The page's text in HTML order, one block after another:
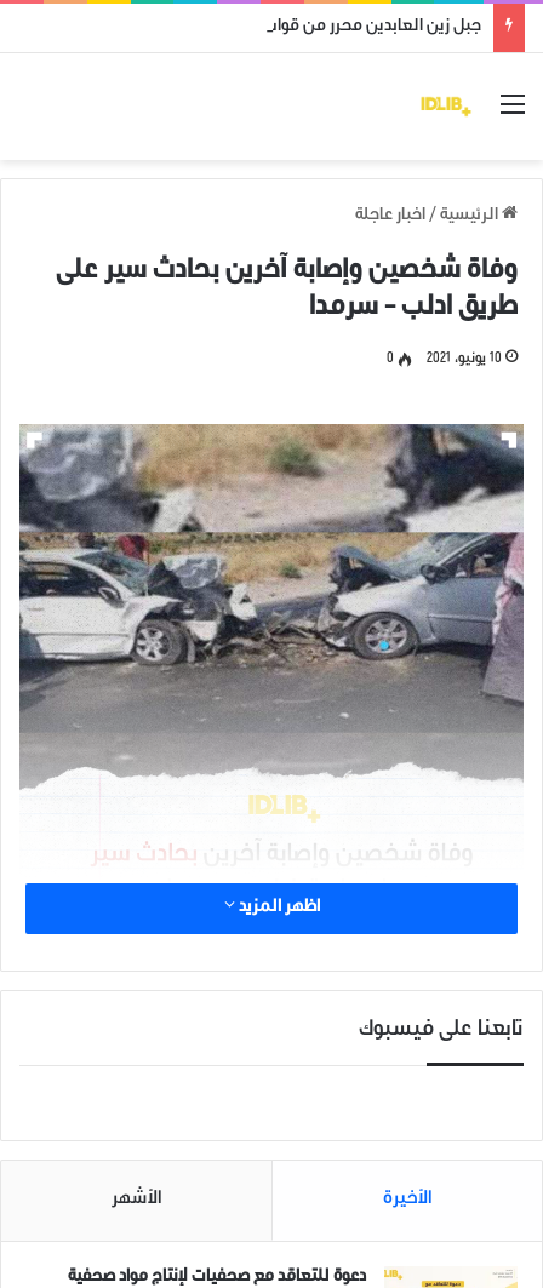
جبل زين العابدين محرر من قوات النظام وميليشياته
القائمة
الرئيسية / اخبار عاجلة
وفاة شخصين وإصابة آخرين بحادث سير على
طريق ادلب – سرمدا
10 يونيو، 2021 0
شارك هذا الموضوع:
وفاة طفل مجهول الهوية نتيجة
وفاة إمرأتين، وإصابة تسعة
اظهر المزيد
تابعنا على فيسبوك
الأخيرة الأشهر
دعوة للتعاقد مع صحفيات لإنتاج مواد صحفية